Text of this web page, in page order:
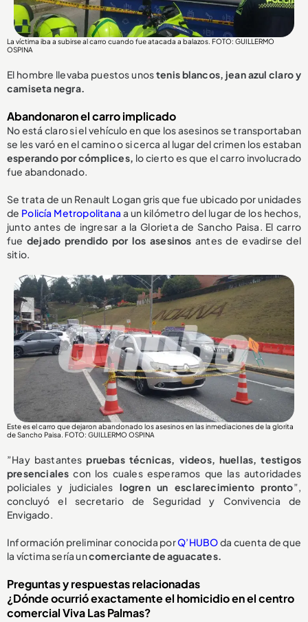
La víctima iba a subirse al carro cuando fue atacada a balazos. FOTO: GUILLERMO
OSPINA
El hombre llevaba puestos unostenis blancos, jean azul claro y
camiseta negra.
Abandonaron el carro implicado
No está claro si el vehículo en que los asesinos se transportaban
se les varó en el camino o si cerca al lugar del crimen los estaban
esperando por cómplices, lo cierto es que el carro involucrado
fue abandonado.
Se trata de un Renault Logan gris que fue ubicado por unidades
de Policía Metropolitana a un kilómetro del lugar de los hechos,
junto antes de ingresar a la Glorieta de Sancho Paisa. El carro
fuedejado prendido por los asesinos antes de evadirse del
sitio.
Este es el carro que dejaron abandonado los asesinos en las inmediaciones de la glorita
de Sancho Paisa. FOTO: GUILLERMO OSPINA
”Hay bastantespruebas técnicas, videos, huellas, testigos
presenciales con los cuales esperamos que las autoridades
policiales y judiciales logren un esclarecimiento pronto”,
concluyó el secretario de Seguridad y Convivencia de
Envigado.
Información preliminar conocida porQ’HUBOda cuenta de que
la víctima sería uncomerciante de aguacates.
Preguntas y respuestas relacionadas
¿Dónde ocurrió exactamente el homicidio en el centro
comercial Viva Las Palmas?